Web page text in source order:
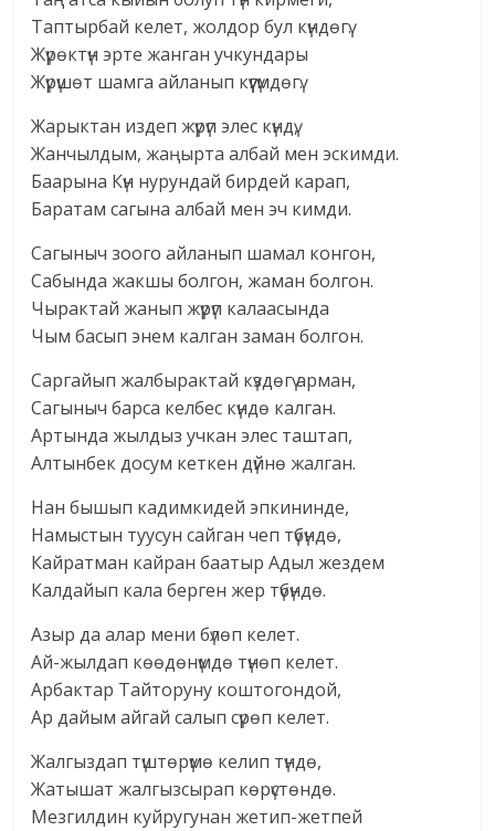
Таптырбай келет, жолдор бул күндөгү.
Жүрөктүн эрте жанган учкундары
Жүрүшөт шамга айланып күүгүмдөгү.
Жарыктан издеп жүрүп элес күндү,
Жанчылдым, жаңырта албай мен эскимди.
Баарына Күн нурундай бирдей карап,
Баратам сагына албай мен эч кимди.
Сагыныч зоого айланып шамал конгон,
Сабында жакшы болгон, жаман болгон.
Чырактай жанып жүрүп калаасында
Чым басып энем калган заман болгон.
Саргайып жалбырактай күздөгү арман,
Сагыныч барса келбес күндө калган.
Артында жылдыз учкан элес таштап,
Алтынбек досум кеткен дүйнө жалган.
Нан бышып кадимкидей эпкининде,
Намыстын туусун сайган чеп түбүндө,
Кайратман кайран баатыр Адыл жездем
Калдайып кала берген жер түбүндө.
Азыр да алар мени бүлөп келет.
Ай-жылдап көөдөнүмдө түнөп келет.
Арбактар Тайторуну коштогондой,
Ар дайым айгай салып сүрөп келет.
Жалгыздап түштөрүмө келип түндө,
Жатышат жалгызсырап көрүстөндө.
Мезгилдин куйругунан жетип-жетпей